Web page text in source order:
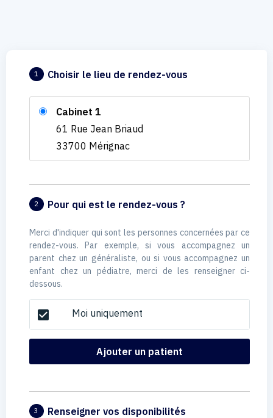
1 Choisir le lieu de rendez-vous
Cabinet 1
61 Rue Jean Briaud
33700 Mérignac
2 Pour qui est le rendez-vous ?
Merci d'indiquer qui sont les personnes concernées par ce
rendez-vous. Par exemple, si vous accompagnez un
parent chez un généraliste, ou si vous accompagnez un
enfant chez un pédiatre, merci de les renseigner ci-
dessous.
check_box Moi uniquement
Ajouter un patient
3 Renseigner vos disponibilités